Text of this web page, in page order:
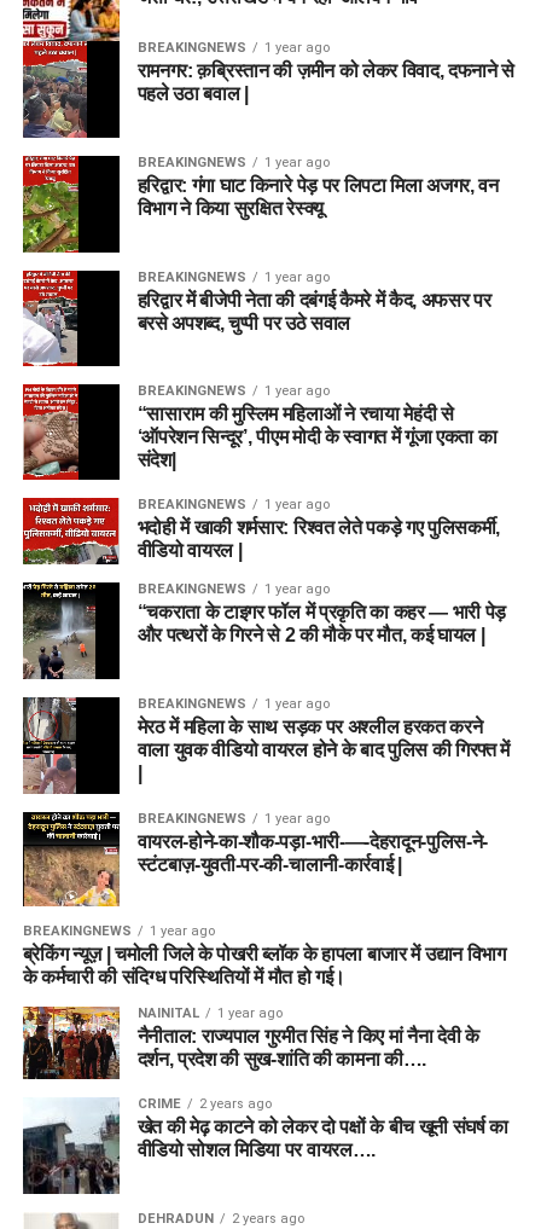
BREAKINGNEWS 1 year ago
रामनगर: क़ब्रिस्तान की ज़मीन को लेकर विवाद, दफनाने से
पहले उठा बवाल |
BREAKINGNEWS 1 year ago
हरिद्वार: गंगा घाट किनारे पेड़ पर लिपटा मिला अजगर, वन
विभाग ने किया सुरक्षित रेस्क्यू
BREAKINGNEWS 1 year ago
हरिद्वार में बीजेपी नेता की दबंगई कैमरे में कैद, अफसर पर
बरसे अपशब्द, चुप्पी पर उठे सवाल
BREAKINGNEWS 1 year ago
“सासाराम की मुस्लिम महिलाओं ने रचाया मेहंदी से
‘ऑपरेशन सिन्दूर’, पीएम मोदी के स्वागत में गूंजा एकता का
संदेश|
BREAKINGNEWS 1 year ago
भदोही में खाकी शर्मसार: रिश्वत लेते पकड़े गए पुलिसकर्मी,
वीडियो वायरल |
BREAKINGNEWS 1 year ago
“चकराता के टाइगर फॉल में प्रकृति का कहर — भारी पेड़
और पत्थरों के गिरने से 2 की मौके पर मौत, कई घायल |
BREAKINGNEWS 1 year ago
मेरठ में महिला के साथ सड़क पर अश्लील हरकत करने
वाला युवक वीडियो वायरल होने के बाद पुलिस की गिरफ्त में
BREAKINGNEWS 1 year ago
वायरल-होने-का-शौक-पड़ा-भारी-—-देहरादून-पुलिस-ने-
स्टंटबाज़-युवती-पर-की-चालानी-कार्रवाई |
BREAKINGNEWS 1 year ago
ब्रेकिंग न्यूज़ | चमोली जिले के पोखरी ब्लॉक के हापला बाजार में उद्यान विभाग
के कर्मचारी की संदिग्ध परिस्थितियों में मौत हो गई।
NAINITAL 1 year ago
नैनीताल: राज्यपाल गुरमीत सिंह ने किए मां नैना देवी के
दर्शन, प्रदेश की सुख-शांति की कामना की….
CRIME 2 years ago
खेत की मेढ़ काटने को लेकर दो पक्षों के बीच खूनी संघर्ष का
वीडियो सोशल मिडिया पर वायरल….
DEHRADUN 2 years ago